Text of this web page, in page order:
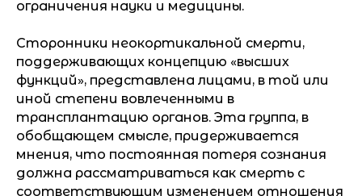
ограничения науки и медицины.
Сторонники неокортикальной смерти,
поддерживающих концепцию «высших
функций», представлена лицами, в той или
иной степени вовлеченными в
трансплантацию органов. Эта группа, в
обобщающем смысле, придерживается
мнения, что постоянная потеря сознания
должна рассматриваться как смерть с
соответствующим изменением отношения